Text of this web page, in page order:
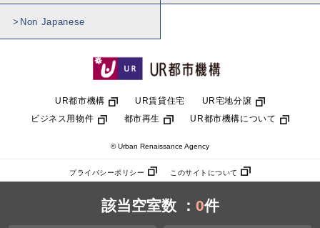
該当空室数 ： 0件
Non Japanese
UR都市機構 UR賃貸住宅
UR宅地分譲
ビジネス用物件
都市再生 UR都市機構について
© Urban Renaissance Agency
プライバシーポリシー このサイトについて